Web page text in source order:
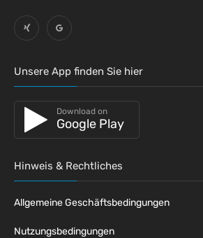
Unsere App finden Sie hier
Download on
Google Play
Hinweis & Rechtliches
Allgemeine Geschäftsbedingungen
Nutzungsbedingungen